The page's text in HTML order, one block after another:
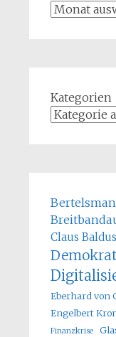
Kategorien
Claus Baldus
Eberhard von
Engelbert
Finanzkrise